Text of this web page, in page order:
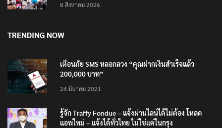
8 สิงหาคม 2026
TRENDING NOW
เตือนภัย SMS หลอกลวง “คุณฝากเงินสำเร็จแล้ว
200,000 บาท”
24 มีนาคม 2021
รู้จัก Traffy Fondue – แจ้งผ่านไลน์ได้ไม่ต้อง โหลด
แอพใหม่ – แจ้งได้ทั่วไทย ไม่ใช่แค่ในกรุง